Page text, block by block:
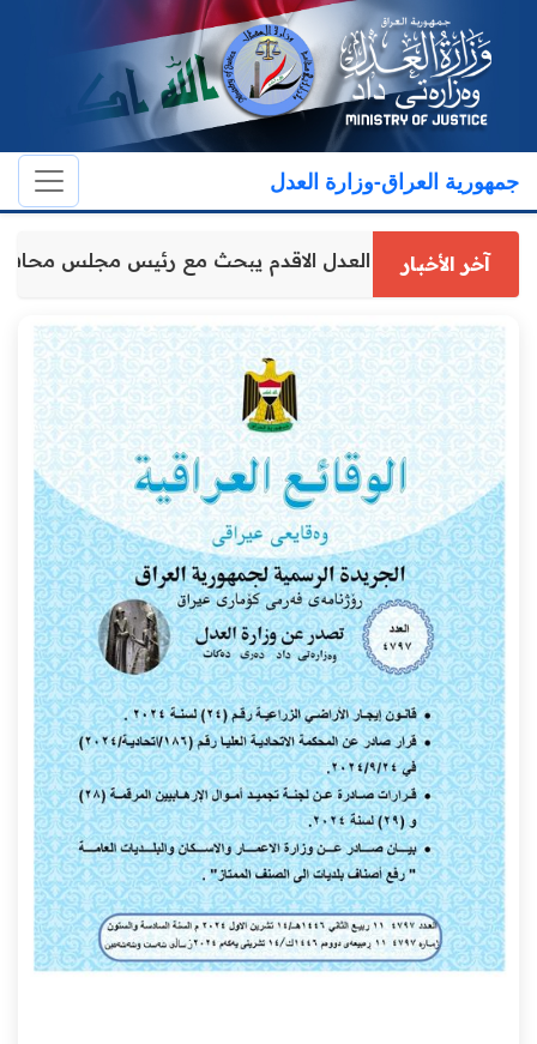
جمهورية العراق-وزارة العدل
آخر الأخباروكيل وزارة العدل الاقدم يبحث مع رئيس مجلس